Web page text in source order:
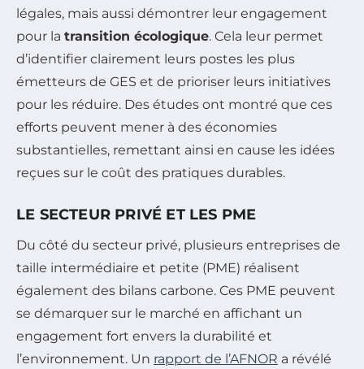
légales, mais aussi démontrer leur engagement
pour la transition écologique. Cela leur permet
d’identifier clairement leurs postes les plus
émetteurs de GES et de prioriser leurs initiatives
pour les réduire. Des études ont montré que ces
efforts peuvent mener à des économies
substantielles, remettant ainsi en cause les idées
reçues sur le coût des pratiques durables.
LE SECTEUR PRIVÉ ET LES PME
Du côté du secteur privé, plusieurs entreprises de
taille intermédiaire et petite (PME) réalisent
également des bilans carbone. Ces PME peuvent
se démarquer sur le marché en affichant un
engagement fort envers la durabilité et
l’environnement. Un rapport de l’AFNOR a révélé